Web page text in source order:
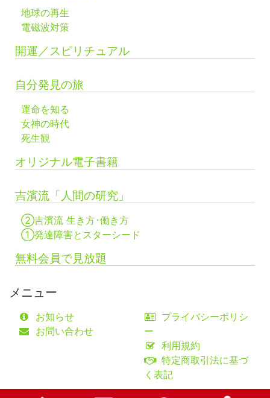
地球の再生
電磁波対策
開運／スピリチュアル
自分発見の旅
運命を知る
女神の時代
死生観
オリジナル電子書籍
吉濱流「人間の研究」
②吉濱流 生き方･働き方
①発達障害とスターシード
無料会員で見放題
メニュー
お知らせ
お問い合わせ
プライバシーポリシ
ー
利用規約
特定商取引法に基づ
く表記